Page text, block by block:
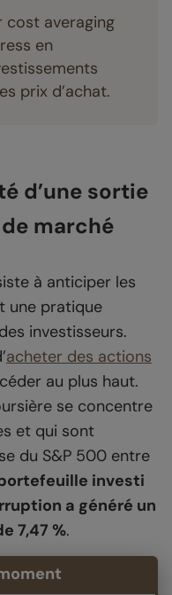
cost averaging
en
prix d’achat.
d’une sortie
marché
à anticiper les
une pratique
investisseurs.
acheter des actions
au plus haut.
se concentre
et qui sont
du S&P 500 entre
investi
a généré un
7,47 %.